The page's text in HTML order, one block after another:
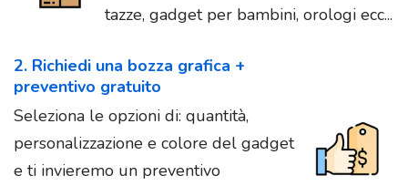
tazze, gadget per bambini, orologi ecc...
2. Richiedi una bozza grafica +
preventivo gratuito
Seleziona le opzioni di: quantità,
personalizzazione e colore del gadget
e ti invieremo un preventivo